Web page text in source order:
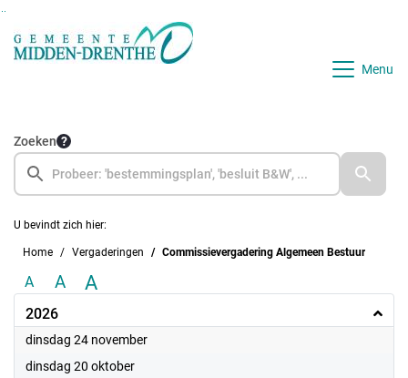
Ga naar de inhoud van deze pagina
Menu
Zoeken
U bevindt zich hier:
Home Vergaderingen Commissievergadering Algemeen Bestuur
A A A
2026
dinsdag 24 november2026
dinsdag 20 oktober2026